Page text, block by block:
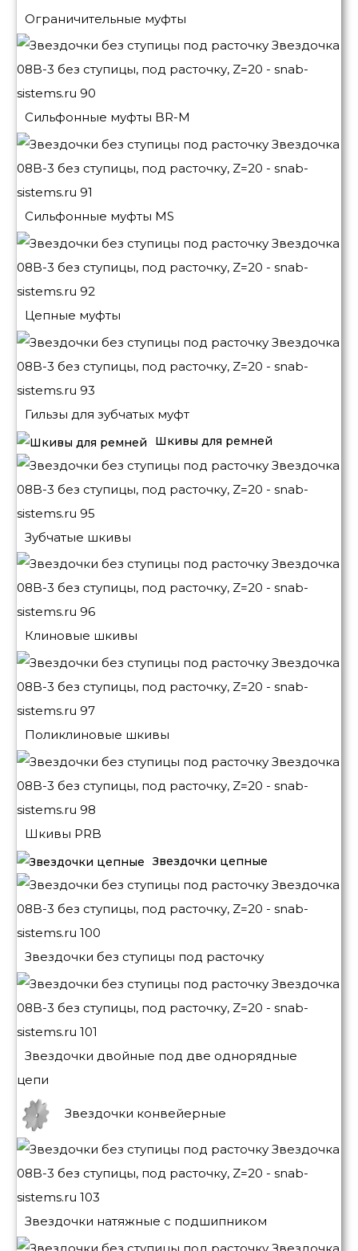
Ограничительные муфты
Сильфонные муфты BR-M
Сильфонные муфты MS
Цепные муфты
Гильзы для зубчатых муфт
Шкивы для ремней
Зубчатые шкивы
Клиновые шкивы
Поликлиновые шкивы
Шкивы PRB
Звездочки цепные
Звездочки без ступицы под расточку
Звездочки двойные под две однорядные
цепи
Звездочки конвейерные
Звездочки натяжные с подшипником